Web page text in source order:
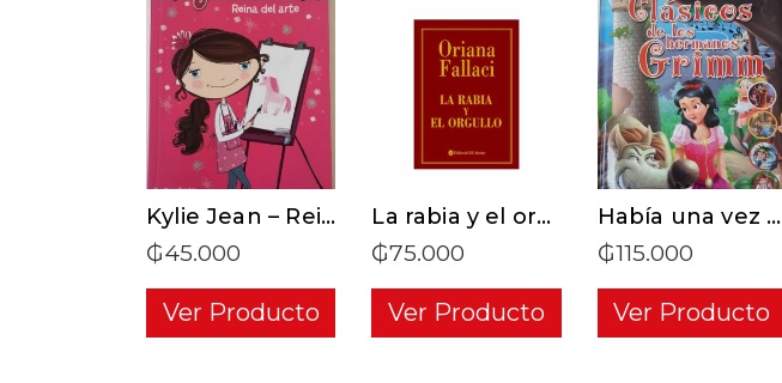
ADD TO CART
Kylie Jean – Reina del arte
₲45.000
Ver Producto
ADD TO CART
La rabia y el orgullo – Oriana Fallaci
₲75.000
Ver Producto
ADD TO CART
Había una vez – Clásicos de los Hermanos Grimm
₲115.000
Ver Producto